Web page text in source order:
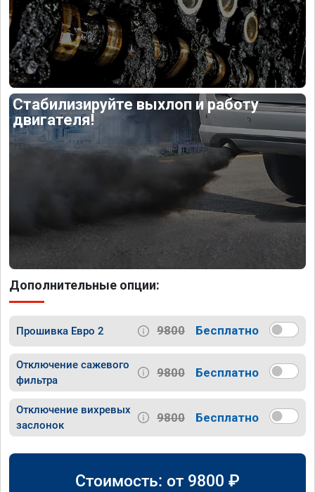
Стабилизируйте выхлоп и работу
двигателя!
Дополнительные опции:
Прошивка Евро 2 9800 Бесплатно
Отключение сажевого
фильтра
9800 Бесплатно
Отключение вихревых
заслонок
9800 Бесплатно
Стоимость: от 9800 ₽